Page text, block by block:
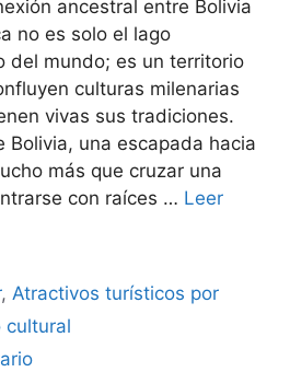
ancestral entre Bolivia
no es solo el lago
del mundo; es un territorio
culturas milenarias
vivas sus tradiciones.
Bolivia, una escapada hacia
más que cruzar una
con raíces … Leer
,Atractivos turísticos por
cultural